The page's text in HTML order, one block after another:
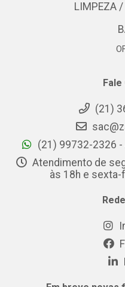
LIMPEZA /
(21)
(21) 99732-2326
Atendimento de
às 18h e sexta-